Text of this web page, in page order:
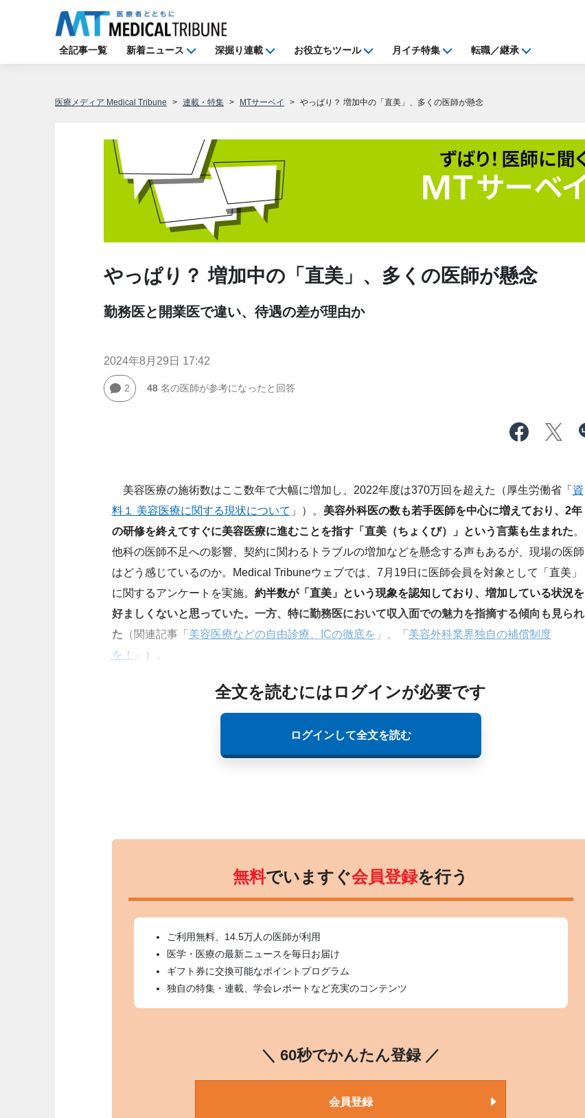
全記事一覧 新着ニュース 深掘り連載 お役立ちツール 月イチ特集 転職／継承
医療メディア Medical Tribune 連載・特集 MTサーベイ やっぱり？ 増加中の「直美」、多くの医師が懸念
やっぱり？ 増加中の「直美」、多くの医師が懸念
勤務医と開業医で違い、待遇の差が理由か
2024年8月29日 17:42
2 48名の医師が参考になったと回答
美容医療の施術数はここ数年で大幅に増加し、2022年度は370万回を超えた（厚生労働省「 資
料１ 美容医療に関する現状について 」）。 美容外科医の数も若手医師を中心に増えており、2年
の研修を終えてすぐに美容医療に進むことを指す「直美（ちょくび）」という言葉も生まれた。
他科の医師不足への影響、契約に関わるトラブルの増加などを懸念する声もあるが、現場の医師
はどう感じているのか。Medical Tribuneウェブでは、7月19日に医師会員を対象として「直美」
に関するアンケートを実施。 約半数が「直美」という現象を認知しており、増加している状況を
好ましくないと思っていた。一方、特に勤務医において収入面での魅力を指摘する傾向も見られ
た （関連記事「 美容医療などの自由診療、ICの徹底を 」、「 美容外科業界独自の補償制度
を！
」）。
全文を読むにはログインが必要です
ログインして全文を読む
無料でいますぐ会員登録を行う
ご利用無料、14.5万人の医師が利用
医学・医療の最新ニュースを毎日お届け
ギフト券に交換可能なポイントプログラム
独自の特集・連載、学会レポートなど充実のコンテンツ
＼ 60秒でかんたん登録 ／
会員登録